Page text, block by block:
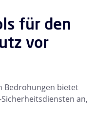
für den
vor
Bedrohungen bietet
an,